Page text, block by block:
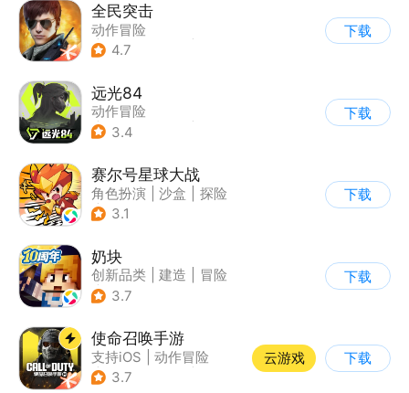
全民突击
动作冒险
| 第三人称射击
4.7
下载
远光84
动作冒险
| 第一人称射击
3.4
下载
赛尔号星球大战
角色扮演 沙盒
探险
| 赛尔号
3.1
下载
奶块
创新品类 建造
冒险
| 开放世界
3.7
下载
使命召唤手游
支持iOS
动作冒险
| 第一人称射击
3.7
云游戏 下载